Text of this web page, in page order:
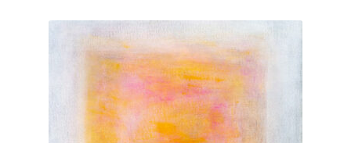
Datenschutzerklärung